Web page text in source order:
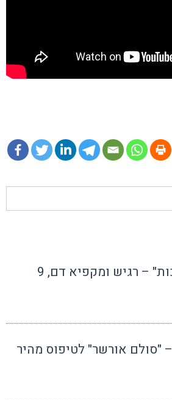
"נשים מתות מהלכות" – רגיש ומקפיא דם, 9
בקצרה, 14.10.21 – "סולם אורשר" לטיפוס מהיר